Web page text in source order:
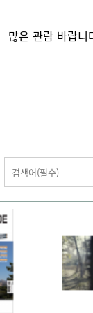
많은 관람 바랍니